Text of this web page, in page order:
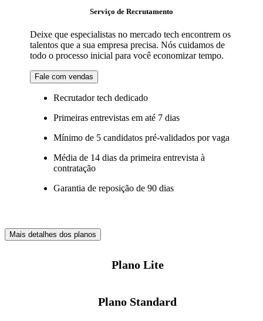
Serviço de Recrutamento
Deixe que especialistas no mercado tech encontrem os
talentos que a sua empresa precisa. Nós cuidamos de
todo o processo inicial para você economizar tempo.
Fale com vendas
Recrutador tech dedicado
Primeiras entrevistas em até 7 dias
Mínimo de 5 candidatos pré-validados por vaga
Média de 14 dias da primeira entrevista à
contratação
Garantia de reposição de 90 dias
Mais detalhes dos planos
Plano Lite
Plano Standard